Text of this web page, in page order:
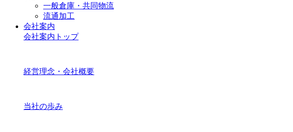
一般倉庫・共同物流
流通加工
会社案内
会社案内トップ
経営理念・会社概要
当社の歩み